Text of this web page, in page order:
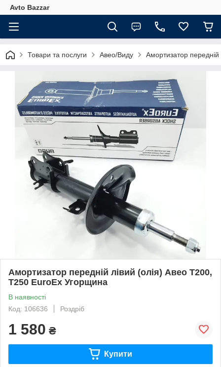
Avto Bazzar
Товари та послуги Авео/Виду Амортизатор
Амортизатор передній лівий (олія) Авео Т200,
Т250 EuroEx Угорщина
В наявності
Код: 106636
Роздріб
1 580 ₴
Купити